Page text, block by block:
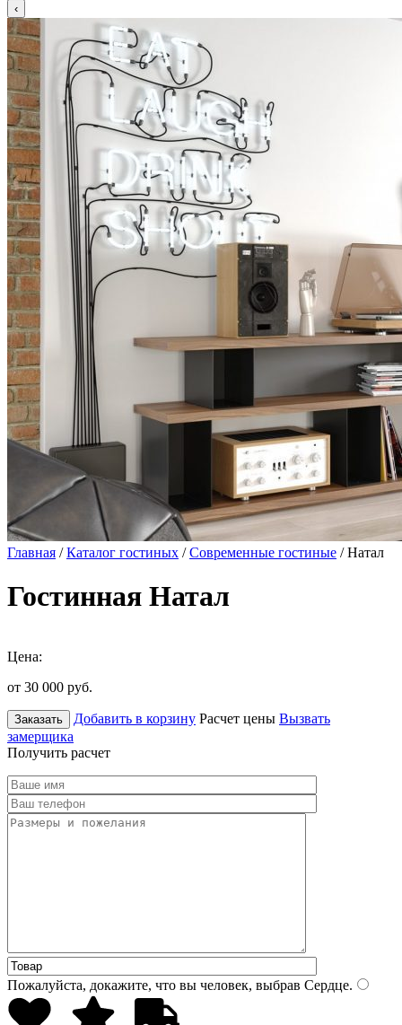
Главная /Каталог гостиных /Современные гостиные / Натал
Гостинная Натал
Цена:
от 30 000 руб.
Заказать Добавить в корзину Расчет цены Вызвать
замерщика
Получить расчет
Пожалуйста, докажите, что вы человек, выбрав Сердце.